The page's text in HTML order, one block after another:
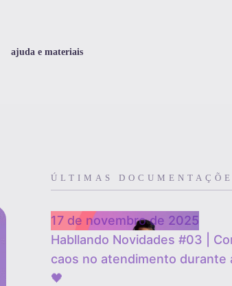
ajuda e materiais
ÚLTIMAS
17 de novembro de 2025
Habllando Novidades #03 |
caos no atendimento durante
🖤